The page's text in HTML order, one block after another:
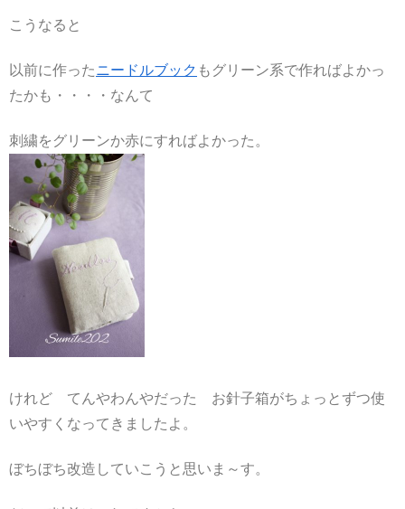
こうなると
以前に作ったニードルブック もグリーン系で作ればよかっ
たかも・・・・なんて
刺繍をグリーンか赤にすればよかった。
けれど てんやわんやだった お針子箱がちょっとずつ使
いやすくなってきましたよ。
ぼちぼち改造していこうと思いま～す。